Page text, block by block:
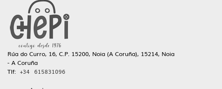
Rúa do Curro, 16, C.P. 15200, Noia (A Coruña), 15214, Noia
- A Coruña
Tlf: +34 615831096